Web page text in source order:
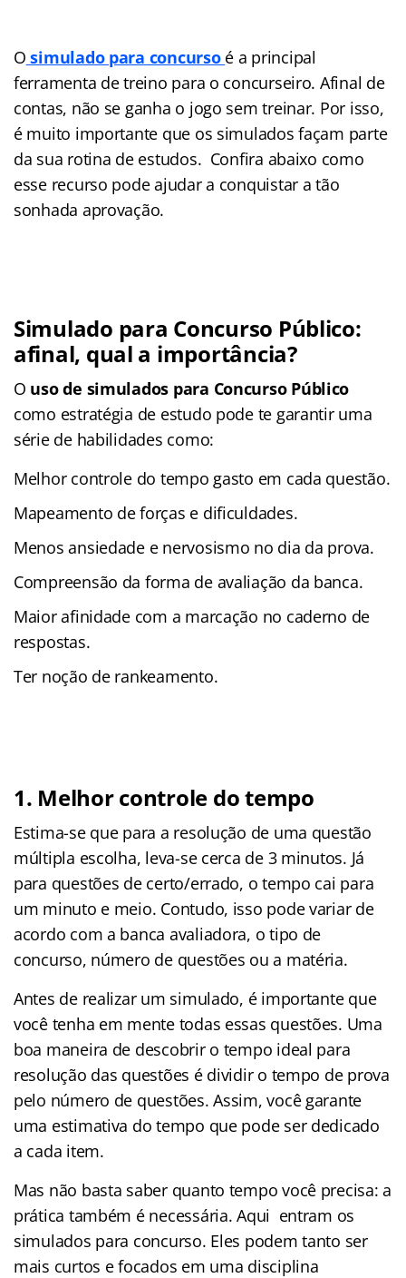
O simulado para concurso é a principal
ferramenta de treino para o concurseiro. Afinal de
contas, não se ganha o jogo sem treinar. Por isso,
é muito importante que os simulados façam parte
da sua rotina de estudos. Confira abaixo como
esse recurso pode ajudar a conquistar a tão
sonhada aprovação.
Simulado para Concurso Público:
afinal, qual a importância?
O uso de simulados para Concurso Público
como estratégia de estudo pode te garantir uma
série de habilidades como:
Melhor controle do tempo gasto em cada questão.
Mapeamento de forças e dificuldades.
Menos ansiedade e nervosismo no dia da prova.
Compreensão da forma de avaliação da banca.
Maior afinidade com a marcação no caderno de
respostas.
Ter noção de rankeamento.
1. Melhor controle do tempo
Estima-se que para a resolução de uma questão
múltipla escolha, leva-se cerca de 3 minutos. Já
para questões de certo/errado, o tempo cai para
um minuto e meio. Contudo, isso pode variar de
acordo com a banca avaliadora, o tipo de
concurso, número de questões ou a matéria.
Antes de realizar um simulado, é importante que
você tenha em mente todas essas questões. Uma
boa maneira de descobrir o tempo ideal para
resolução das questões é dividir o tempo de prova
pelo número de questões. Assim, você garante
uma estimativa do tempo que pode ser dedicado
a cada item.
Mas não basta saber quanto tempo você precisa: a
prática também é necessária. Aqui entram os
simulados para concurso. Eles podem tanto ser
mais curtos e focados em uma disciplina